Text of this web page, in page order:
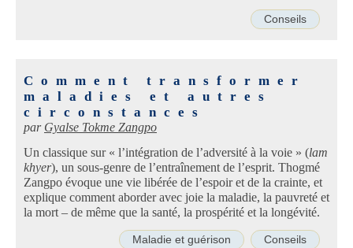
Conseils
Comment transformer
maladies et autres
circonstances
par Gyalse Tokme Zangpo
Un classique sur « l’intégration de l’adversité à la voie » (lam
khyer), un sous-genre de l’entraînement de l’esprit. Thogmé
Zangpo évoque une vie libérée de l’espoir et de la crainte, et
explique comment aborder avec joie la maladie, la pauvreté et
la mort – de même que la santé, la prospérité et la longévité.
Maladie et guérison Conseils